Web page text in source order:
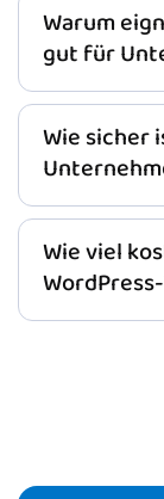
Warum
gut für
Wie sicher
Wie viel